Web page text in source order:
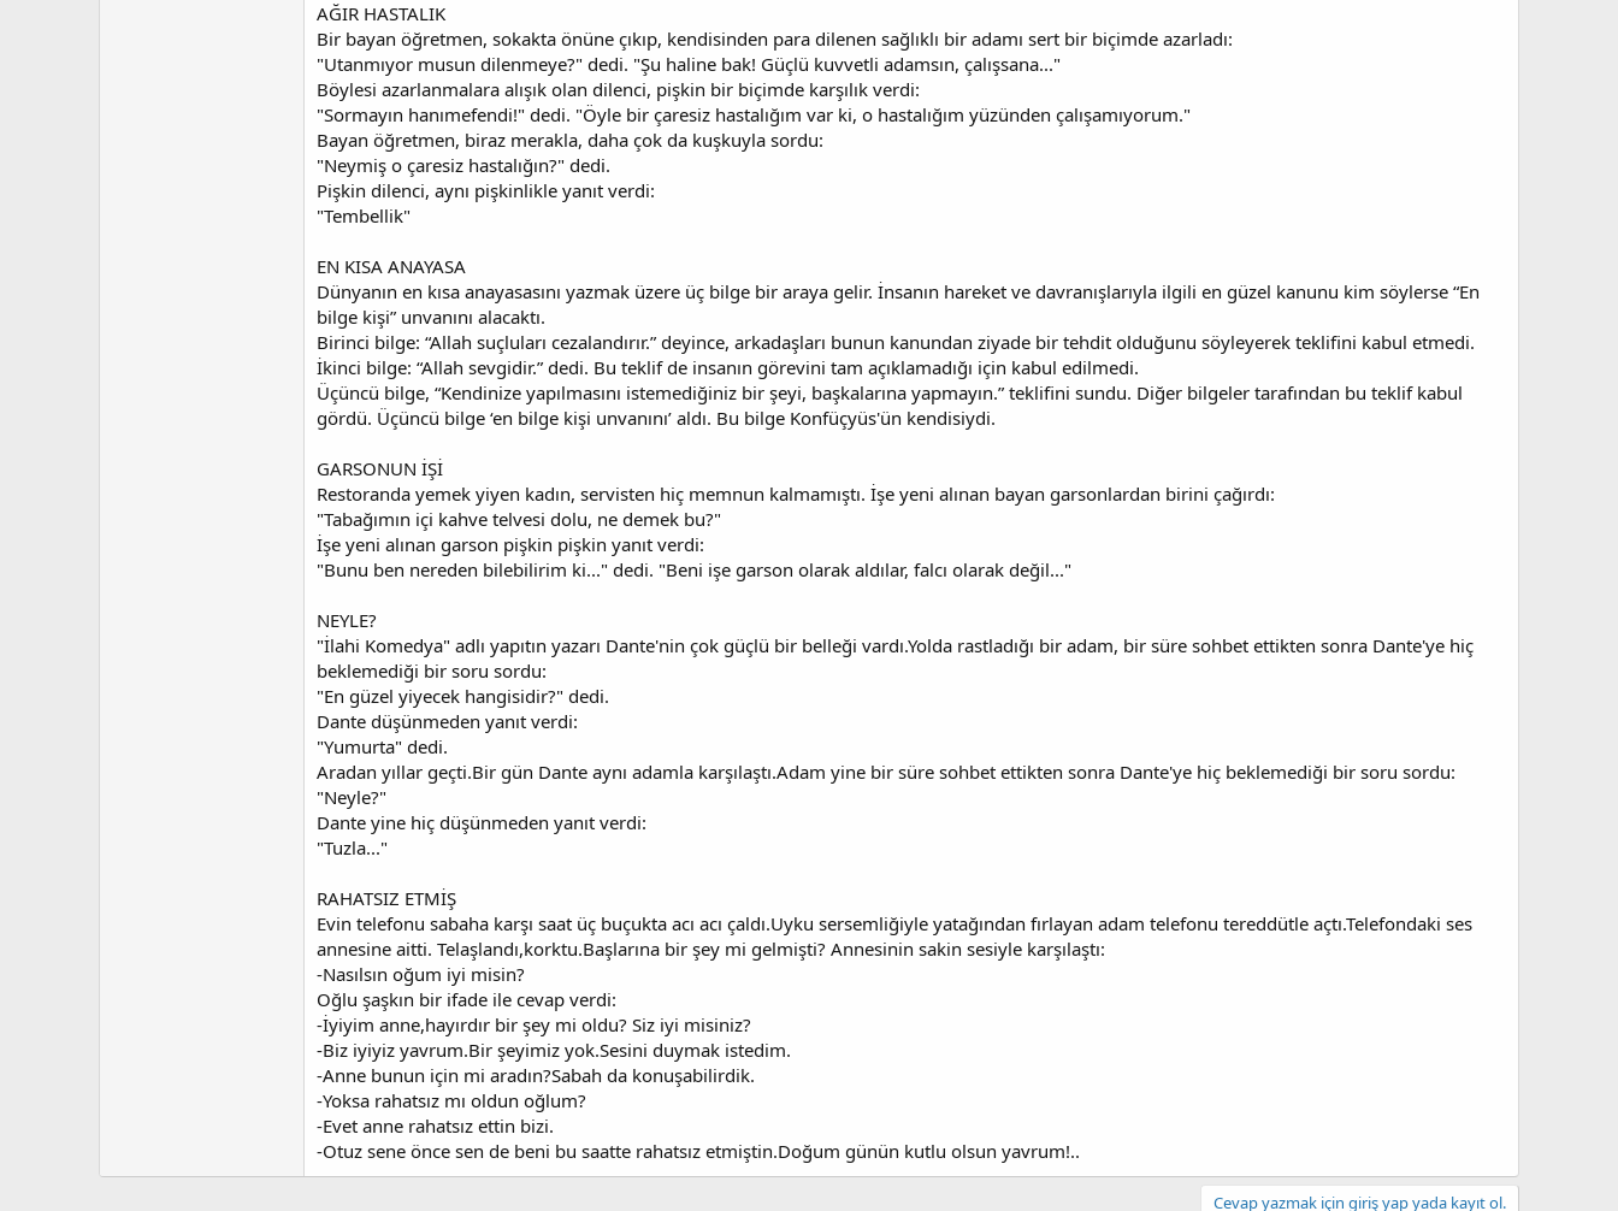
AĞIR HASTALIK
Bir bayan öğretmen, sokakta önüne çıkıp, kendisinden para dilenen sağlıklı bir adamı sert bir biçimde azarladı:
"Utanmıyor musun dilenmeye?" dedi. "Şu haline bak! Güçlü kuvvetli adamsın, çalışsana..."
Böylesi azarlanmalara alışık olan dilenci, pişkin bir biçimde karşılık verdi:
"Sormayın hanımefendi!" dedi. "Öyle bir çaresiz hastalığım var ki, o hastalığım yüzünden çalışamıyorum."
Bayan öğretmen, biraz merakla, daha çok da kuşkuyla sordu:
"Neymiş o çaresiz hastalığın?" dedi.
Pişkin dilenci, aynı pişkinlikle yanıt verdi:
"Tembellik"
EN KISA ANAYASA
Dünyanın en kısa anayasasını yazmak üzere üç bilge bir araya gelir. İnsanın hareket ve davranışlarıyla ilgili en güzel kanunu kim söylerse “En
bilge kişi” unvanını alacaktı.
Birinci bilge: “Allah suçluları cezalandırır.” deyince, arkadaşları bunun kanundan ziyade bir tehdit olduğunu söyleyerek teklifini kabul etmedi.
İkinci bilge: “Allah sevgidir.” dedi. Bu teklif de insanın görevini tam açıklamadığı için kabul edilmedi.
Üçüncü bilge, “Kendinize yapılmasını istemediğiniz bir şeyi, başkalarına yapmayın.” teklifini sundu. Diğer bilgeler tarafından bu teklif kabul
gördü. Üçüncü bilge ‘en bilge kişi unvanını’ aldı. Bu bilge Konfüçyüs'ün kendisiydi.
GARSONUN İŞİ
Restoranda yemek yiyen kadın, servisten hiç memnun kalmamıştı. İşe yeni alınan bayan garsonlardan birini çağırdı:
"Tabağımın içi kahve telvesi dolu, ne demek bu?"
İşe yeni alınan garson pişkin pişkin yanıt verdi:
"Bunu ben nereden bilebilirim ki..." dedi. "Beni işe garson olarak aldılar, falcı olarak değil..."
NEYLE?
"İlahi Komedya" adlı yapıtın yazarı Dante'nin çok güçlü bir belleği vardı.Yolda rastladığı bir adam, bir süre sohbet ettikten sonra Dante'ye hiç
beklemediği bir soru sordu:
"En güzel yiyecek hangisidir?" dedi.
Dante düşünmeden yanıt verdi:
"Yumurta" dedi.
Aradan yıllar geçti.Bir gün Dante aynı adamla karşılaştı.Adam yine bir süre sohbet ettikten sonra Dante'ye hiç beklemediği bir soru sordu:
"Neyle?"
Dante yine hiç düşünmeden yanıt verdi:
"Tuzla..."
RAHATSIZ ETMİŞ
Evin telefonu sabaha karşı saat üç buçukta acı acı çaldı.Uyku sersemliğiyle yatağından fırlayan adam telefonu tereddütle açtı.Telefondaki ses
annesine aitti. Telaşlandı,korktu.Başlarına bir şey mi gelmişti? Annesinin sakin sesiyle karşılaştı:
-Nasılsın oğum iyi misin?
Oğlu şaşkın bir ifade ile cevap verdi:
-İyiyim anne,hayırdır bir şey mi oldu? Siz iyi misiniz?
-Biz iyiyiz yavrum.Bir şeyimiz yok.Sesini duymak istedim.
-Anne bunun için mi aradın?Sabah da konuşabilirdik.
-Yoksa rahatsız mı oldun oğlum?
-Evet anne rahatsız ettin bizi.
-Otuz sene önce sen de beni bu saatte rahatsız etmiştin.Doğum günün kutlu olsun yavrum!..
Cevap yazmak için giriş yap yada kayıt ol.